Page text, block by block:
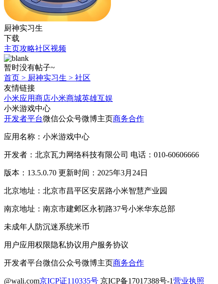
厨神实习生
下载
主页攻略社区视频
暂时没有帖子~
首页 > 厨神实习生 > 社区
友情链接
小米应用商店小米商城英雄互娱
小米游戏中心
开发者平台微信公众号微博主页商务合作
应用名称：小米游戏中心
开发者：北京瓦力网络科技有限公司 电话：010-60606666
版本：13.5.0.70 更新时间：2025年3月24日
北京地址：北京市昌平区安居路小米智慧产业园
南京地址：南京市建邺区永初路37号小米华东总部
未成年人防沉迷系统米币
用户应用权限隐私协议用户服务协议
开发者平台微信公众号微博主页商务合作
@wali.com京ICP证110335号 京ICP备17017388号-1营业执照